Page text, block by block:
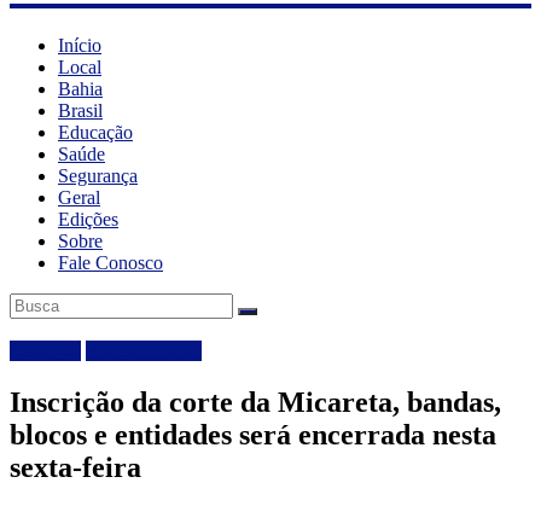
Início
Local
Bahia
Brasil
Educação
Saúde
Segurança
Geral
Edições
Sobre
Fale Conosco
Inscrição da corte da Micareta, bandas,
blocos e entidades será encerrada nesta
sexta-feira